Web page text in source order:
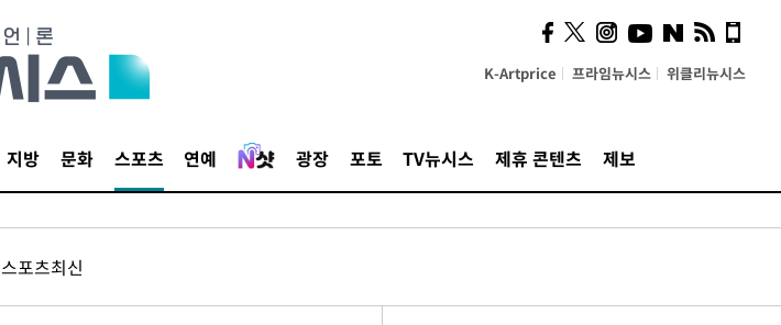
K-Artprice 프라임뉴시스 위클리뉴시스
지방 문화 스포츠 연예 광장 포토 TV뉴시스 제휴 콘텐츠 제보
스포츠최신